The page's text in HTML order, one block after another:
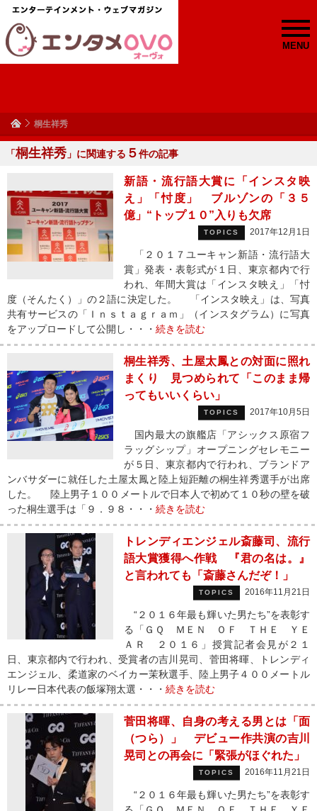
MENU
桐生祥秀
「桐生祥秀 」に関連する ５件の記事
新語・流行語大賞に「インスタ映
え」「忖度」 ブルゾンの「３５
億」“トップ１０”入りも欠席
TOPICS 2017年12月1日
「２０１７ユーキャン新語・流行語大
賞」発表・表彰式が１日、東京都内で行
われ、年間大賞は「インスタ映え」「忖
度（そんたく）」の２語に決定した。 「インスタ映え」は、写真
共有サービスの「Ｉｎｓｔａｇｒａｍ」（インスタグラム）に写真
をアップロードして公開し・・・ 続きを読む
桐生祥秀、土屋太鳳との対面に照れ
まくり 見つめられて「このまま帰
ってもいいくらい」
TOPICS 2017年10月5日
国内最大の旗艦店「アシックス原宿フ
ラッグシップ」オープニングセレモニー
が５日、東京都内で行われ、ブランドア
ンバサダーに就任した土屋太鳳と陸上短距離の桐生祥秀選手が出席
した。 陸上男子１００メートルで日本人で初めて１０秒の壁を破
った桐生選手は「９．９８・・・ 続きを読む
トレンディエンジェル斎藤司、流行
語大賞獲得へ作戦 『君の名は。』
と言われても「斎藤さんだぞ！」
TOPICS 2016年11月21日
“２０１６年最も輝いた男たち”を表彰す
る「ＧＱ ＭＥＮ ＯＦ ＴＨＥ ＹＥ
ＡＲ ２０１６」授賞記者会見が２１
日、東京都内で行われ、受賞者の吉川晃司、菅田将暉、トレンディ
エンジェル、柔道家のベイカー茉秋選手、陸上男子４００メートル
リレー日本代表の飯塚翔太選・・・ 続きを読む
菅田将暉、自身の考える男とは「面
（つら）」 デビュー作共演の吉川
晃司との再会に「緊張がほぐれた」
TOPICS 2016年11月21日
“２０１６年最も輝いた男たち”を表彰す